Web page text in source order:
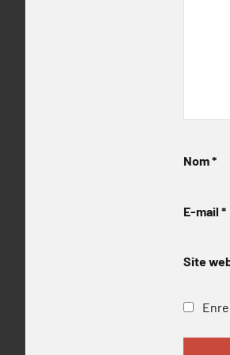
Nom*
E-mail *
Site